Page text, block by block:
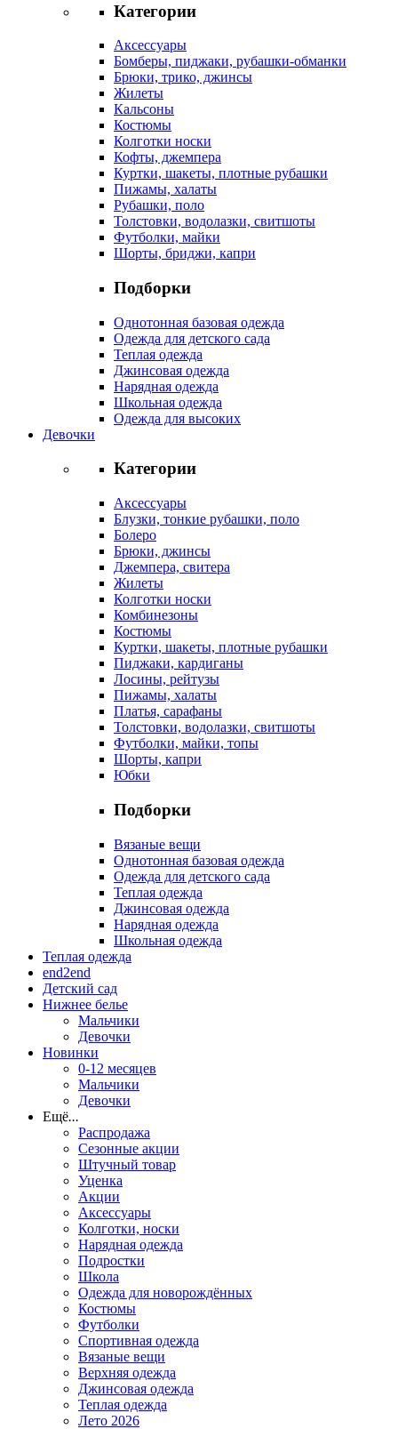
Категории
Аксессуары
Бомберы, пиджаки, рубашки-обманки
Брюки, трико, джинсы
Жилеты
Кальсоны
Костюмы
Колготки носки
Кофты, джемпера
Куртки, шакеты, плотные рубашки
Пижамы, халаты
Рубашки, поло
Толстовки, водолазки, свитшоты
Футболки, майки
Шорты, бриджи, капри
Подборки
Однотонная базовая одежда
Одежда для детского сада
Теплая одежда
Джинсовая одежда
Нарядная одежда
Школьная одежда
Одежда для высоких
Девочки
Категории
Аксессуары
Блузки, тонкие рубашки, поло
Болеро
Брюки, джинсы
Джемпера, свитера
Жилеты
Колготки носки
Комбинезоны
Костюмы
Куртки, шакеты, плотные рубашки
Пиджаки, кардиганы
Лосины, рейтузы
Пижамы, халаты
Платья, сарафаны
Толстовки, водолазки, свитшоты
Футболки, майки, топы
Шорты, капри
Юбки
Подборки
Вязаные вещи
Однотонная базовая одежда
Одежда для детского сада
Теплая одежда
Джинсовая одежда
Нарядная одежда
Школьная одежда
Теплая одежда
end2end
Детский сад
Нижнее белье
Мальчики
Девочки
Новинки
0-12 месяцев
Мальчики
Девочки
Ещё...
Распродажа
Сезонные акции
Штучный товар
Уценка
Акции
Аксессуары
Колготки, носки
Нарядная одежда
Подростки
Школа
Одежда для новорождённых
Костюмы
Футболки
Спортивная одежда
Вязаные вещи
Верхняя одежда
Джинсовая одежда
Теплая одежда
Лето 2026